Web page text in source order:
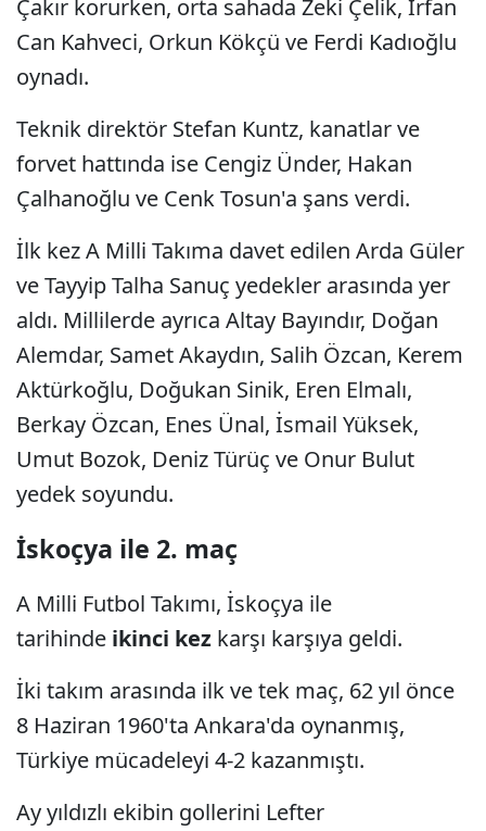
Çakır korurken, orta sahada Zeki Çelik, İrfan
Can Kahveci, Orkun Kökçü ve Ferdi Kadıoğlu
oynadı.
Teknik direktör Stefan Kuntz, kanatlar ve
forvet hattında ise Cengiz Ünder, Hakan
Çalhanoğlu ve Cenk Tosun'a şans verdi.
İlk kez A Milli Takıma davet edilen Arda Güler
ve Tayyip Talha Sanuç yedekler arasında yer
aldı. Millilerde ayrıca Altay Bayındır, Doğan
Alemdar, Samet Akaydın, Salih Özcan, Kerem
Aktürkoğlu, Doğukan Sinik, Eren Elmalı,
Berkay Özcan, Enes Ünal, İsmail Yüksek,
Umut Bozok, Deniz Türüç ve Onur Bulut
yedek soyundu.
İskoçya ile 2. maç
A Milli Futbol Takımı, İskoçya ile
tarihinde ikinci kez karşı karşıya geldi.
İki takım arasında ilk ve tek maç, 62 yıl önce
8 Haziran 1960'ta Ankara'da oynanmış,
Türkiye mücadeleyi 4-2 kazanmıştı.
Ay yıldızlı ekibin gollerini Lefter